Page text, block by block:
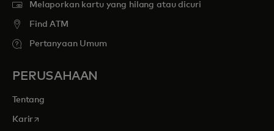
Melaporkan kartu yang hilang atau dicuri
Find ATM
Pertanyaan Umum
PERUSAHAAN
Tentang
Kariropens in a new tab